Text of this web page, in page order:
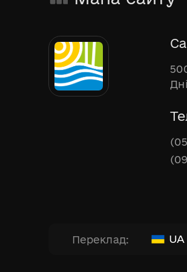
Переклад: UA